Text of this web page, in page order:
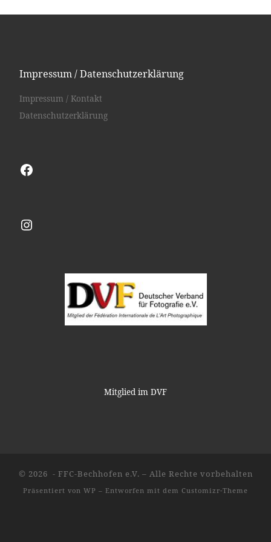
Impressum / Datenschutzerklärung
Impressum / Kontakt
Datenschutzerklärung
Facebook
Instagram
Mitglied im DVF
© 2026 - FFC-Bechhofen e.V. – Alle Rechte vorbehalten
Präsentiert von WP – Entworfen mit dem Customizr-Theme